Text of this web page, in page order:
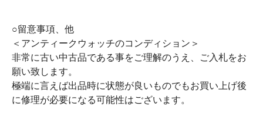
○留意事項、他
＜アンティークウォッチのコンディション＞
非常に古い中古品である事をご理解のうえ、ご入札をお
願い致します。
極端に言えば出品時に状態が良いものでもお買い上げ後
に修理が必要になる可能性はございます。